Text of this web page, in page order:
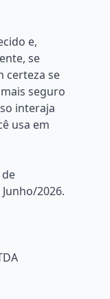
e,
se
certeza se
seguro
interaja
usa em
2026.